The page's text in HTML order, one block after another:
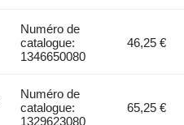
Numéro de
catalogue:
1346650080
46,25 €
Numéro de
catalogue:
1329623080
65,25 €